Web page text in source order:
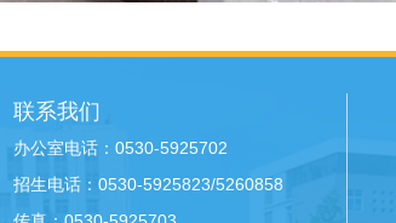
联系我们
办公室电话：0530-5925702
招生电话：0530-5925823/5260858